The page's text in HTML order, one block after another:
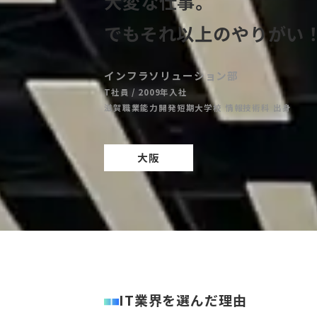
でもそれ以上のやりがい
インフラソリューション部
T社員 / 2009年入社
滋賀職業能力開発短期大学校 情報技術科 出身
大阪
IT業界を選んだ理由